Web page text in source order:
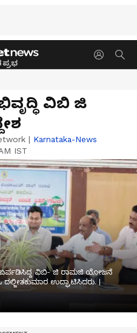
ವಿಬಿ ಜಿ
| Karnataka-News
IST
ಏರ್ಪಡಿಸಿದ್ದ ವಿಬಿ- ಜಿ ರಾಮಜಿ ಯೋಜನೆ
ಉದ್ಘಾಟಿಸಿದರು. |